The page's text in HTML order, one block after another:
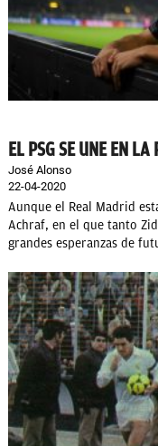
EL PSG SE UNE EN
José Alonso
22-04-2020
Aunque el Real Madrid
Achraf, en el que tanto
grandes esperanzas de